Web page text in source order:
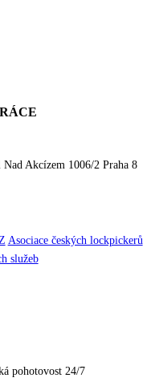
Akcízem 1006/2 Praha 8
Asociace českých lockpickerů
služeb
pohotovost 24/7